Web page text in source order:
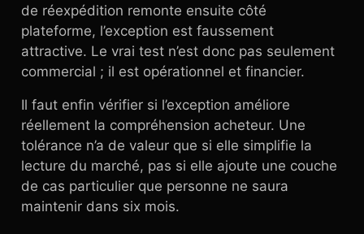
de réexpédition remonte ensuite côté
plateforme, l’exception est faussement
attractive. Le vrai test n’est donc pas seulement
commercial ; il est opérationnel et financier.
Il faut enfin vérifier si l’exception améliore
réellement la compréhension acheteur. Une
tolérance n’a de valeur que si elle simplifie la
lecture du marché, pas si elle ajoute une couche
de cas particulier que personne ne saura
maintenir dans six mois.